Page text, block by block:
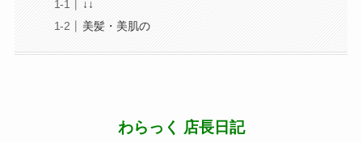
↓↓
美髪・美肌の
わらっく 店長日記